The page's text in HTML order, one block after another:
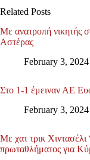
Related Posts
Με ανατροπή νικητής
Αστέρας
February 3, 2024
Στο 1-1 έμειναν ΑΕ
February 3, 2024
Με χατ τρικ Χιντασέλι
πρωταθλήματος για